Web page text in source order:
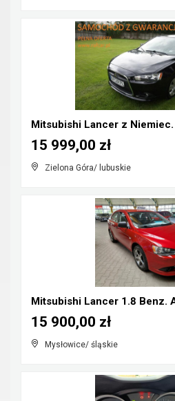
Zielona Góra/ lubuskie
15 999,00 zł
Mitsubishi Lancer 1.8 Benz.
Mysłowice/ śląskie
15 900,00 zł